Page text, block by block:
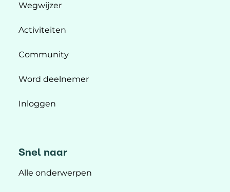
Wegwijzer
Activiteiten
Community
Word deelnemer
Inloggen
Snel naar
Alle onderwerpen